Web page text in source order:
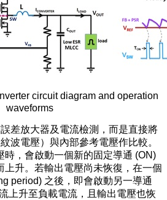
circuit diagram and operation
waveforms
差放大器及電流檢測，而是直接將
波電壓）與內部參考電壓作比較。
時，會啟動一個新的固定導通 (ON)
上升。若輸出電壓尚未恢復，在一個
period) 之後，即會啟動另一導通
上升至負載電流，且輸出電壓也恢